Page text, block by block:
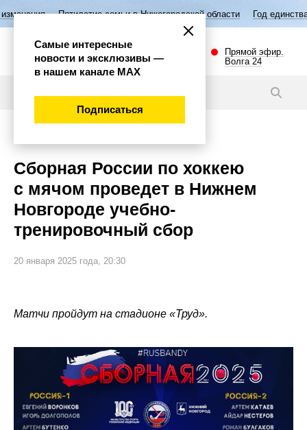
Пятилетие семьи в Нижегородской области Год единства народов
Прямой эфир.
Волга 24
Сборная России по хоккею
с мячом проведет в Нижнем
Новгороде учебно-
тренировочный сбор
20 января 2025 года, 20:30
Матчи пройдут на стадионе «Труд».
Самые интересные
новости и эксклюзивы —
в нашем канале МАХ
Подписаться